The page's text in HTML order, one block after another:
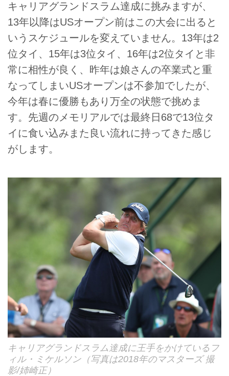
キャリアグランドスラム達成に挑みますが、
13年以降はUSオープン前はこの大会に出ると
いうスケジュールを変えていません。13年は2
位タイ、15年は3位タイ、16年は2位タイと非
常に相性が良く、昨年は娘さんの卒業式と重
なってしまいUSオープンは不参加でしたが、
今年は春に優勝もあり万全の状態で挑めま
す。先週のメモリアルでは最終日68で13位タ
イに食い込みまた良い流れに持ってきた感じ
がします。
キャリアグランドスラム達成に王手をかけているフ
ィル・ミケルソン（写真は2018年のマスターズ 撮
影/姉崎正）